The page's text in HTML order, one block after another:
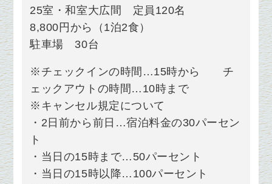
25室・和室大広間 定員120名
8,800円から（1泊2食）
駐車場 30台
※チェックインの時間…15時から チ
ェックアウトの時間…10時まで
※キャンセル規定について
・2日前から前日…宿泊料金の30パーセン
ト
・当日の15時まで…50パーセント
・当日の15時以降…100パーセント